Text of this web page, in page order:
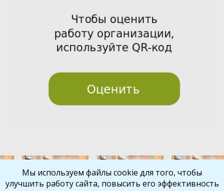
vio
t
Мы используем файлы cookie для того, чтобы
улучшить работу сайта, повысить его эффективность